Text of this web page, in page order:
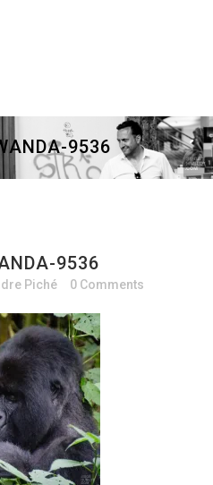
9536
9536
Piché 0 Comments